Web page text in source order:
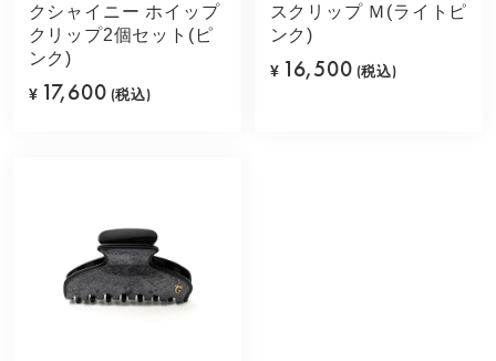
クシャイニー ホイップ
クリップ2個セット(ピ
ンク)
¥ 17,600 (税込)
スクリップ Ｍ(ライトピ
ンク)
¥ 16,500 (税込)